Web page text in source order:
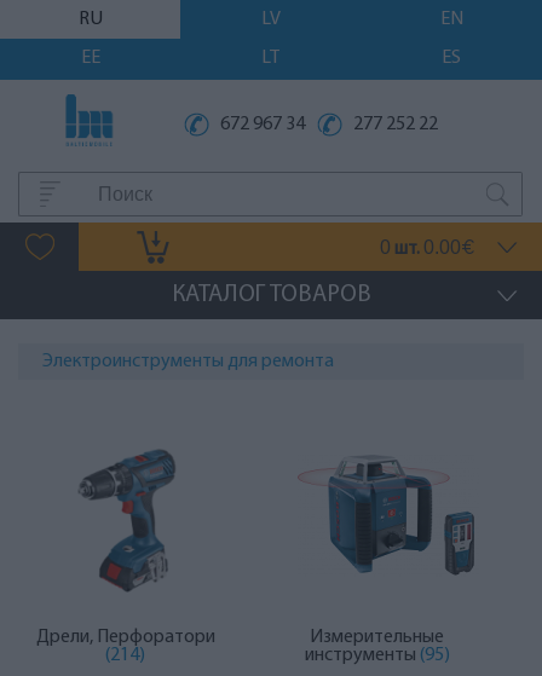
RU LV
EN
EE
LT ES
672 967 34 277 252 22
0 шт. 0.00€
КАТАЛОГ ТОВАРОВ
Электроинструменты для ремонта
Дрели, Перфоратори
(214)
Измерительные
инструменты (95)